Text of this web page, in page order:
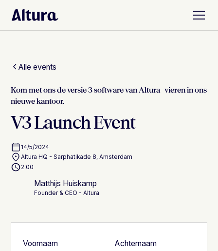
Alle events
Kom met ons de versie 3 software van Altura vieren in ons
nieuwe kantoor.
V3 Launch Event
14/5/2024
Altura HQ - Sarphatikade 8, Amsterdam
2:00
Matthijs Huiskamp
Founder & CEO - Altura
Voornaam Achternaam